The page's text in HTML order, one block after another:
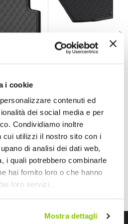
i cookie
contenuti ed
dei social media e per
Condividiamo inoltre
cui utilizzi il nostro sito con i
di analisi dei dati web,
i quali potrebbero combinarle
hai fornito loro o che hanno
loro servizi.
Mostra dettagli
Bmw Serie 3 E91 Touring
Vasca baule su
Prezzo
speciale
61,35 € -34%
Spedizione gratuita!